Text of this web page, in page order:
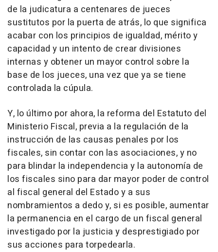
de la judicatura a centenares de jueces
sustitutos por la puerta de atrás, lo que significa
acabar con los principios de igualdad, mérito y
capacidad y un intento de crear divisiones
internas y obtener un mayor control sobre la
base de los jueces, una vez que ya se tiene
controlada la cúpula.
Y, lo último por ahora, la reforma del Estatuto del
Ministerio Fiscal, previa a la regulación de la
instrucción de las causas penales por los
fiscales, sin contar con las asociaciones, y no
para blindar la independencia y la autonomía de
los fiscales sino para dar mayor poder de control
al fiscal general del Estado y a sus
nombramientos a dedo y, si es posible, aumentar
la permanencia en el cargo de un fiscal general
investigado por la justicia y desprestigiado por
sus acciones para torpedearla.